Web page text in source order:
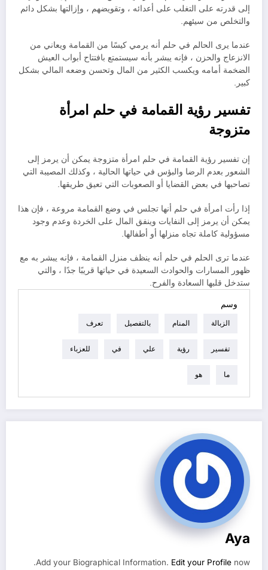
إلى قدرته على التغلب على أعدائه ، وتقويضهم ، وإزالتها بشكل دائم
والتخلص من سيئهم.
عندما يرى الحالم في حلم أنه يرمي كيسًا من القمامة ويعاني من
الانزعاج والحزن ، فإنه يبشر بأنه سيستمتع بافتتاح أبواب العيش
الضخمة أمامه ويكسب الكثير من المال وتحسن وضعه المالي بشكل
كبير.
تفسير رؤية القمامة في حلم امرأة
متزوجة
إن تفسير رؤية القمامة في حلم امرأة متزوجة يمكن أن يرمز إلى
الشعور بعدم الرضا والبؤس في حياتها الحالية ، وكذلك المصيبة التي
تصاحبها في بعض القضايا أو الصعوبات التي تعيق طريقها.
إذا رأت امرأة في حلم أنها تجلس في وضع القمامة مروعة ، فإن هذا
يمكن أن يرمز إلى النفايات وينفق المال على الخردة وعدم وجود
مسؤولية كاملة تجاه منزلها أو أطفالها.
عندما ترى الحلم في حلم أنه ينظف منزل القمامة ، فإنه يبشر به مع
ظهور المسارات والحوادث السعيدة في حياتها قريبًا جدًا ، والتي
ستدخل قلبها السعادة والفرح.
وسم
الزبالة المنام بالتفصيل تعرف
تفسير رؤية علي في للعزباء
ما هو
Aya
Add your Biographical Information. Edit your Profile now.